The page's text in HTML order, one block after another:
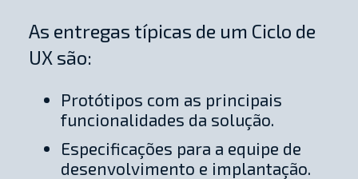
As entregas típicas de um Ciclo de
UX são:
Protótipos com as principais
funcionalidades da solução.
Especificações para a equipe de
desenvolvimento e implantação.